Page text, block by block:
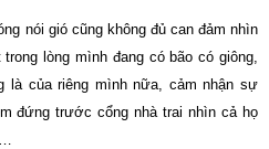
nói gió cũng không đủ can đảm nhìn
lòng mình đang có bão có giông,
là của riêng mình nữa, cảm nhận sự
đứng trước cổng nhà trai nhìn cả họ